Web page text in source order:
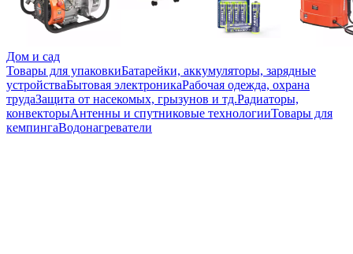
Дом и сад
Товары для упаковкиБатарейки, аккумуляторы, зарядные
устройстваБытовая электроникаРабочая одежда, охрана
трудаЗащита от насекомых, грызунов и тд.Радиаторы,
конвекторыАнтенны и спутниковые технологииТовары для
кемпингаВодонагреватели